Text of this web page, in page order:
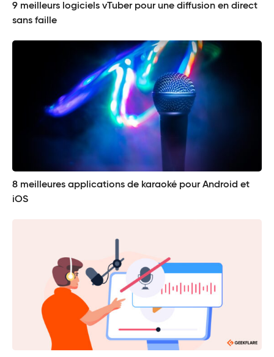
9 meilleurs logiciels vTuber pour une diffusion en direct
sans faille
8 meilleures applications de karaoké pour Android et
iOS